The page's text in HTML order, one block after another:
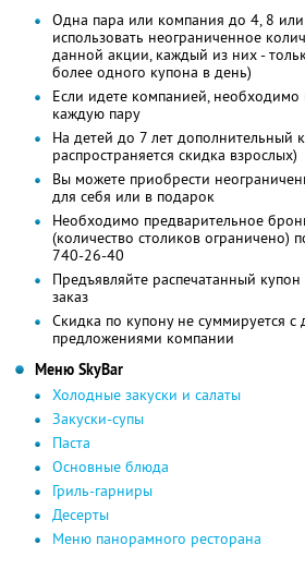
Одна пара или компания до 4, 8
использовать неограниченное
данной акции, каждый из них -
более одного купона в день)
Если идете компанией, необходимо
каждую пару
На детей до 7 лет дополнительный
распространяется скидка взрослых)
Вы можете приобрести
для себя или в подарок
Необходимо предварительное
(количество столиков ограничено)
740-26-40
Предъявляйте распечатанный купон
заказ
Скидка по купону не суммируется
предложениями компании
Меню SkyBаr
Холодные закуски и салаты
Закуски-супы
Паста
Основные блюда
Гриль-гарниры
Десерты
Меню панорамного ресторана